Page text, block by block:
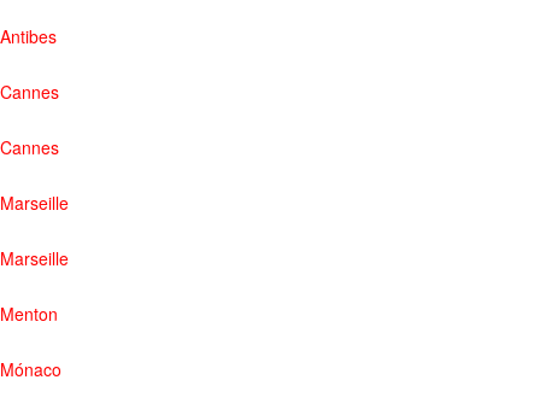
Antibes
Cannes
Cannes
Marseille
Marseille
Menton
Mónaco